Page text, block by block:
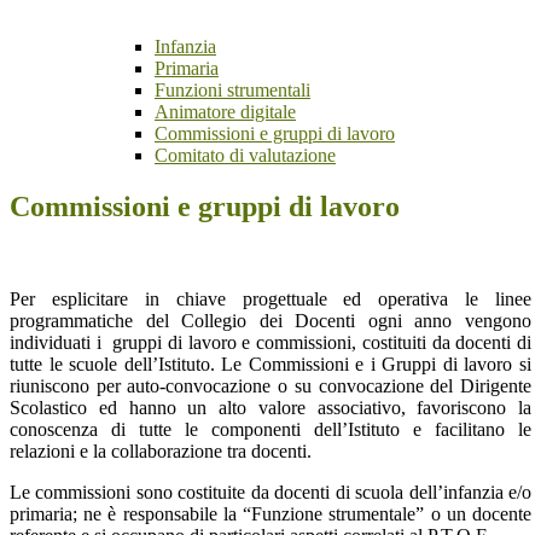
Infanzia
Primaria
Funzioni strumentali
Animatore digitale
Commissioni e gruppi di lavoro
Comitato di valutazione
Commissioni e gruppi di lavoro
Per esplicitare in chiave progettuale ed operativa le linee
programmatiche del Collegio dei Docenti ogni anno vengono
individuati i gruppi di lavoro e commissioni, costituiti da docenti di
tutte le scuole dell’Istituto. Le Commissioni e i Gruppi di lavoro si
riuniscono per auto-convocazione o su convocazione del Dirigente
Scolastico ed hanno un alto valore associativo, favoriscono la
conoscenza di tutte le componenti dell’Istituto e facilitano le
relazioni e la collaborazione tra docenti.
Le commissioni sono costituite da docenti di scuola dell’infanzia e/o
primaria; ne è responsabile la “Funzione strumentale” o un docente